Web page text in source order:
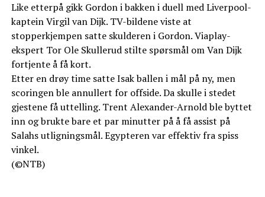
Like etterpå gikk Gordon i bakken i duell med Liverpool-
kaptein Virgil van Dijk. TV-bildene viste at
stopperkjempen satte skulderen i Gordon. Viaplay-
ekspert Tor Ole Skullerud stilte spørsmål om Van Dijk
fortjente å få kort.
Etter en drøy time satte Isak ballen i mål på ny, men
scoringen ble annullert for offside. Da skulle i stedet
gjestene få uttelling. Trent Alexander-Arnold ble byttet
inn og brukte bare et par minutter på å få assist på
Salahs utligningsmål. Egypteren var effektiv fra spiss
vinkel.
(©NTB)